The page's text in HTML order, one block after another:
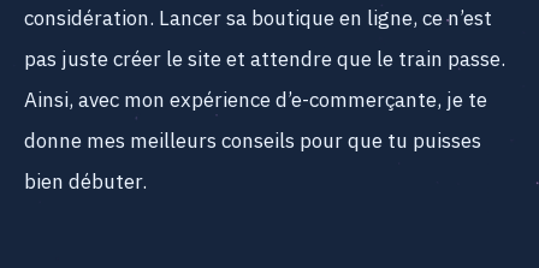
considération. Lancer sa boutique en ligne, ce n’est
pas juste créer le site et attendre que le train passe.
Ainsi, avec mon expérience d’e-commerçante, je te
donne mes meilleurs conseils pour que tu puisses
bien débuter.